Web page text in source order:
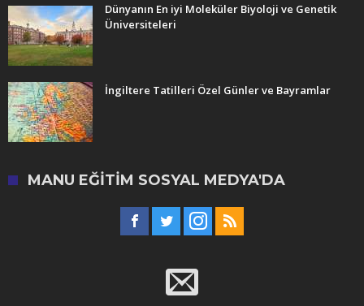
Dünyanın En iyi Moleküler Biyoloji ve Genetik
Üniversiteleri
İngiltere Tatilleri Özel Günler ve Bayramlar
MANU EĞITIM SOSYAL MEDYA'DA